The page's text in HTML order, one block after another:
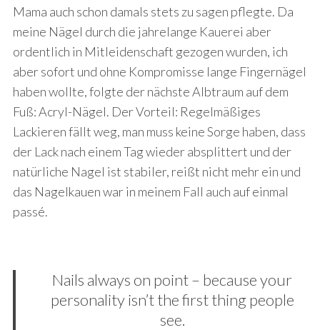
Mama auch schon damals stets zu sagen pflegte. Da
meine Nägel durch die jahrelange Kauerei aber
ordentlich in Mitleidenschaft gezogen wurden, ich
aber sofort und ohne Kompromisse lange Fingernägel
haben wollte, folgte der nächste Albtraum auf dem
Fuß: Acryl-Nägel. Der Vorteil: Regelmäßiges
Lackieren fällt weg, man muss keine Sorge haben, dass
der Lack nach einem Tag wieder absplittert und der
natürliche Nagel ist stabiler, reißt nicht mehr ein und
das Nagelkauen war in meinem Fall auch auf einmal
passé.
Nails always on point – because your
personality isn’t the first thing people
see.